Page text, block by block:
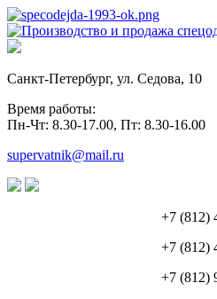
Санкт-Петербург, ул. Седова, 10
Время работы:
Пн-Чт: 8.30-17.00, Пт: 8.30-16.00
supervatnik@mail.ru
+7 (812)
+7 (812)
+7 (812)